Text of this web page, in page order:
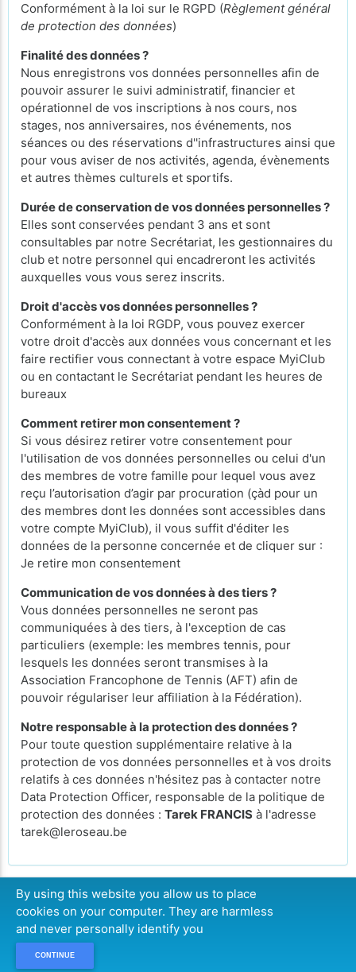
Conformément à la loi sur le RGPD (Règlement général
de protection des données)
Finalité des données ?
Nous enregistrons vos données personnelles afin de
pouvoir assurer le suivi administratif, financier et
opérationnel de vos inscriptions à nos cours, nos
stages, nos anniversaires, nos événements, nos
séances ou des réservations d''infrastructures ainsi que
pour vous aviser de nos activités, agenda, évènements
et autres thèmes culturels et sportifs.
Durée de conservation de vos données personnelles ?
Elles sont conservées pendant 3 ans et sont
consultables par notre Secrétariat, les gestionnaires du
club et notre personnel qui encadreront les activités
auxquelles vous vous serez inscrits.
Droit d'accès vos données personnelles ?
Conformément à la loi RGDP, vous pouvez exercer
votre droit d'accès aux données vous concernant et les
faire rectifier vous connectant à votre espace MyiClub
ou en contactant le Secrétariat pendant les heures de
bureaux
Comment retirer mon consentement ?
Si vous désirez retirer votre consentement pour
l'utilisation de vos données personnelles ou celui d'un
des membres de votre famille pour lequel vous avez
reçu l’autorisation d’agir par procuration (çàd pour un
des membres dont les données sont accessibles dans
votre compte MyiClub), il vous suffit d'éditer les
données de la personne concernée et de cliquer sur :
Je retire mon consentement
Communication de vos données à des tiers ?
Vous données personnelles ne seront pas
communiquées à des tiers, à l'exception de cas
particuliers (exemple: les membres tennis, pour
lesquels les données seront transmises à la
Association Francophone de Tennis (AFT) afin de
pouvoir régulariser leur affiliation à la Fédération).
Notre responsable à la protection des données ?
Pour toute question supplémentaire relative à la
protection de vos données personnelles et à vos droits
relatifs à ces données n'hésitez pas à contacter notre
Data Protection Officer, responsable de la politique de
protection des données : Tarek FRANCIS à l'adresse
tarek@leroseau.be
CONTINUE
By using this website you allow us to place
cookies on your computer. They are harmless
and never personally identify you
CONTINUE